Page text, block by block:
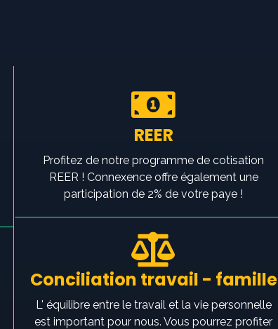
REER
Profitez de notre programme de cotisation
REER ! Connexence offre également une
participation de 2% de votre paye !
Conciliation travail - famille
L' équilibre entre le travail et la vie personnelle
est important pour nous. Vous pourrez profiter